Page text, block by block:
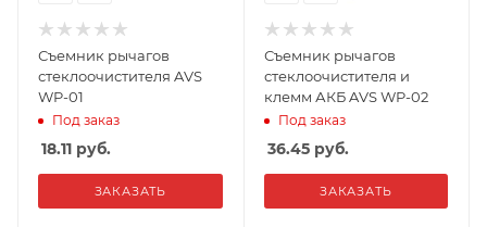
Съемник рычагов
стеклоочистителя AVS
WP-01
Под заказ
18.11 руб.
ЗАКАЗАТЬ
Съемник рычагов
стеклоочистителя и
клемм АКБ AVS WP-02
Под заказ
36.45руб.
ЗАКАЗАТЬ